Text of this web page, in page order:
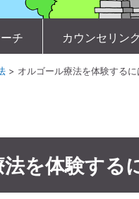
チ カウンセリン
> オルゴール療法を体験するに
を体験する